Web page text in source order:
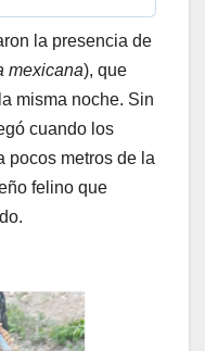
la presencia de
mexicana), que
misma noche. Sin
cuando los
pocos metros de la
felino que